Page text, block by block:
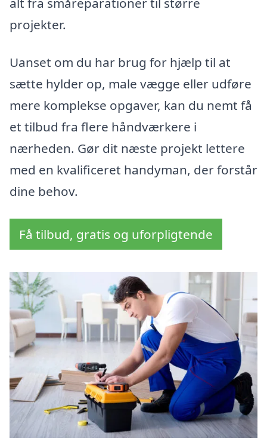
projekter.
Uanset om du har brug for hjælp til at
sætte hylder op, male vægge eller udføre
mere komplekse opgaver, kan du nemt få
et tilbud fra flere håndværkere i
nærheden. Gør dit næste projekt lettere
med en kvalificeret handyman, der forstår
dine behov.
Få tilbud, gratis og uforpligtende